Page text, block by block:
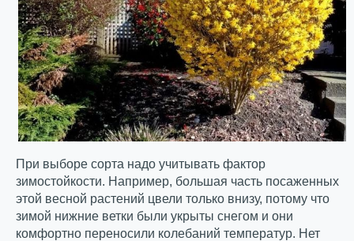
При выборе сорта надо учитывать фактор
зимостойкости. Например, большая часть посаженных
этой весной растений цвели только внизу, потому что
зимой нижние ветки были укрыты снегом и они
комфортно переносили колебаний температур. Нет